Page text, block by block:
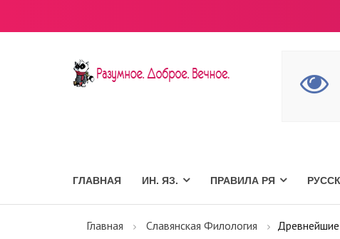
ГЛАВНАЯ ИН. ЯЗ. ПРАВИЛА РЯ
Главная Славянская Филология